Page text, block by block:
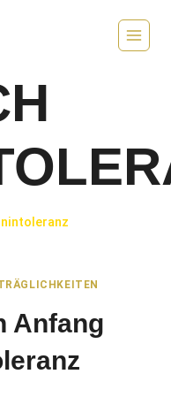
Anfang